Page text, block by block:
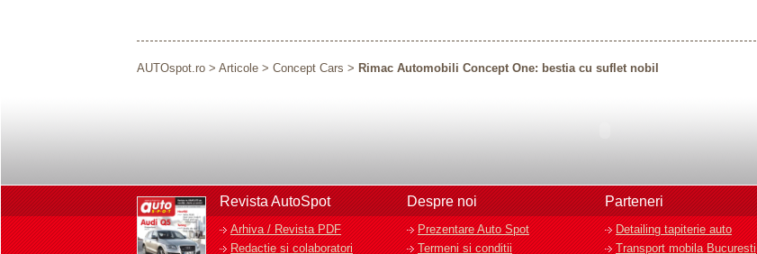
AUTOspot.ro > Articole > Concept Cars > Rimac Automobili Concept One: bestia cu suflet nobil
Revista AutoSpot
Arhiva / Revista PDF
Redactie si colaboratori
Despre noi
Prezentare Auto Spot
Termeni si conditii
Parteneri
Detailing tapiterie auto
Transport mobila Bucuresti